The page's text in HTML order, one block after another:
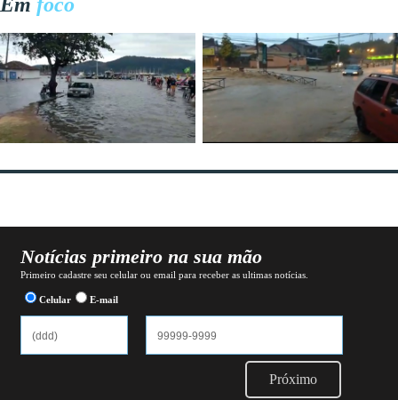
Notícias primeiro na sua mão
Primeiro cadastre seu celular ou email para receber as ultimas notícias.
Celular E-mail
Próximo